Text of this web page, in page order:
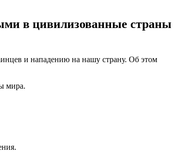
в цивилизованные страны
и нападению на нашу страну. Об этом
мира.